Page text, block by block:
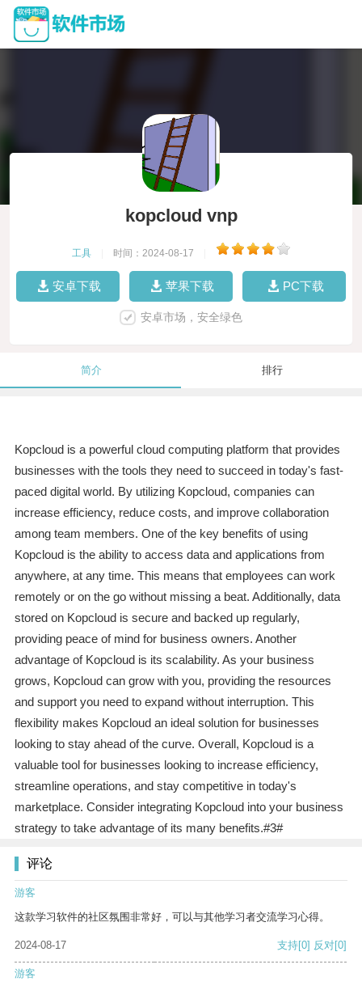
kopcloud vnp
工具 时间：2024-08-17
安卓下载 苹果下载 PC下载
安卓市场，安全绿色
简介 排行
Kopcloud is a powerful cloud computing platform that provides
businesses with the tools they need to succeed in today's fast-
paced digital world. By utilizing Kopcloud, companies can
increase efficiency, reduce costs, and improve collaboration
among team members. One of the key benefits of using
Kopcloud is the ability to access data and applications from
anywhere, at any time. This means that employees can work
remotely or on the go without missing a beat. Additionally, data
stored on Kopcloud is secure and backed up regularly,
providing peace of mind for business owners. Another
advantage of Kopcloud is its scalability. As your business
grows, Kopcloud can grow with you, providing the resources
and support you need to expand without interruption. This
flexibility makes Kopcloud an ideal solution for businesses
looking to stay ahead of the curve. Overall, Kopcloud is a
valuable tool for businesses looking to increase efficiency,
streamline operations, and stay competitive in today's
marketplace. Consider integrating Kopcloud into your business
strategy to take advantage of its many benefits.#3#
评论
游客
这款学习软件的社区氛围非常好，可以与其他学习者交流学习心得。
2024-08-17 支持[0] 反对[0]
游客